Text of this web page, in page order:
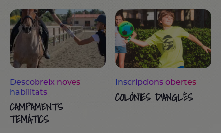
Descobreix noves
habilitats
CAMPAMENTS
TEMÀTICS
Inscripcions obertes
COLÒNIES D'ANGLÈS